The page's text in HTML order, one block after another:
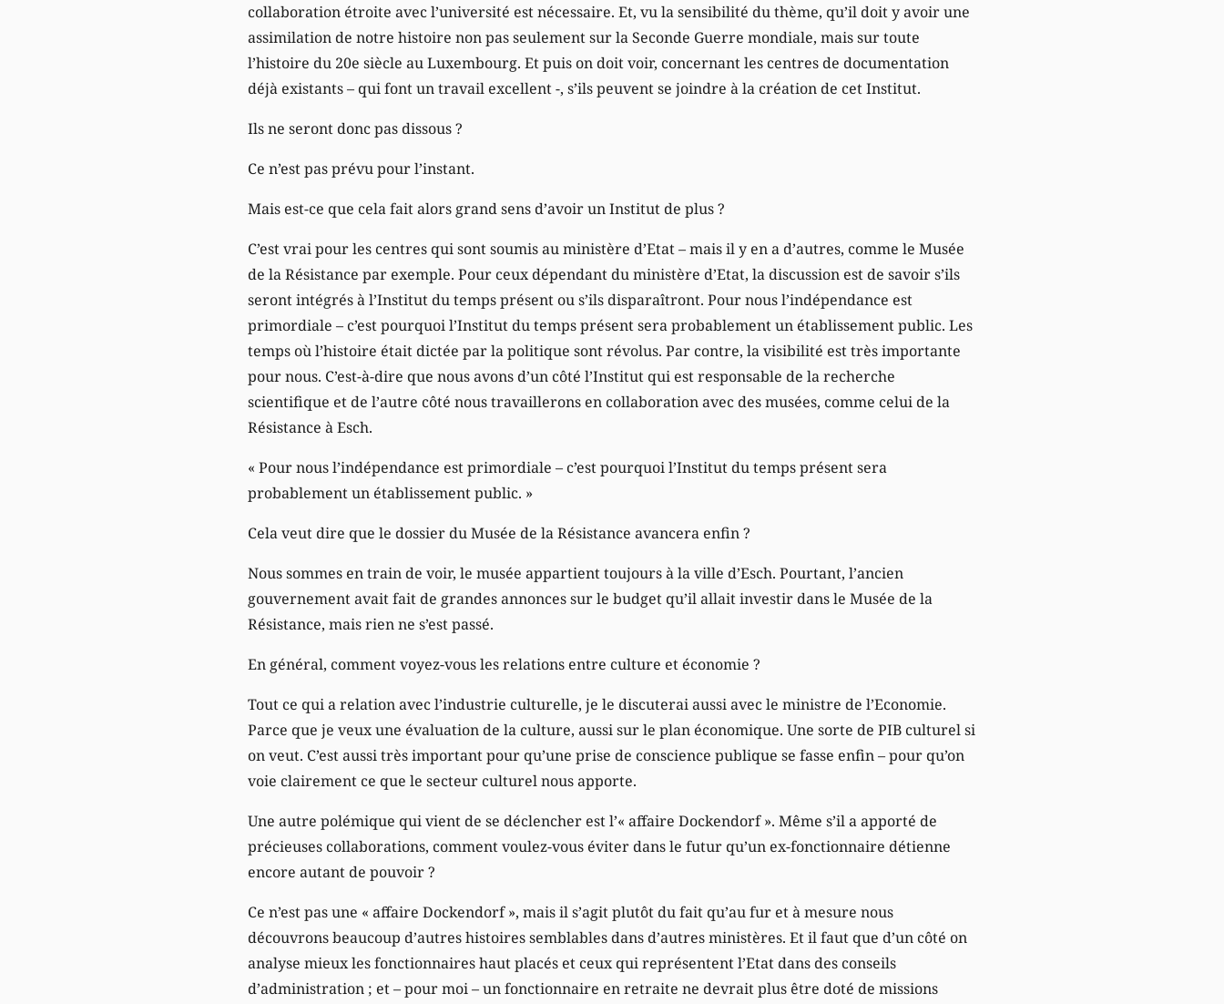
collaboration étroite avec l’université est nécessaire. Et, vu la sensibilité du thème, qu’il doit y avoir une
assimilation de notre histoire non pas seulement sur la Seconde Guerre mondiale, mais sur toute
l’histoire du 20e siècle au Luxembourg. Et puis on doit voir, concernant les centres de documentation
déjà existants – qui font un travail excellent -, s’ils peuvent se joindre à la création de cet Institut.
Ils ne seront donc pas dissous ?
Ce n’est pas prévu pour l’instant.
Mais est-ce que cela fait alors grand sens d’avoir un Institut de plus ?
C’est vrai pour les centres qui sont soumis au ministère d’Etat – mais il y en a d’autres, comme le Musée
de la Résistance par exemple. Pour ceux dépendant du ministère d’Etat, la discussion est de savoir s’ils
seront intégrés à l’Institut du temps présent ou s’ils disparaîtront. Pour nous l’indépendance est
primordiale – c’est pourquoi l’Institut du temps présent sera probablement un établissement public. Les
temps où l’histoire était dictée par la politique sont révolus. Par contre, la visibilité est très importante
pour nous. C’est-à-dire que nous avons d’un côté l’Institut qui est responsable de la recherche
scientifique et de l’autre côté nous travaillerons en collaboration avec des musées, comme celui de la
Résistance à Esch.
« Pour nous l’indépendance est primordiale – c’est pourquoi l’Institut du temps présent sera
probablement un établissement public. »
Cela veut dire que le dossier du Musée de la Résistance avancera enfin ?
Nous sommes en train de voir, le musée appartient toujours à la ville d’Esch. Pourtant, l’ancien
gouvernement avait fait de grandes annonces sur le budget qu’il allait investir dans le Musée de la
Résistance, mais rien ne s’est passé.
En général, comment voyez-vous les relations entre culture et économie ?
Tout ce qui a relation avec l’industrie culturelle, je le discuterai aussi avec le ministre de l’Economie.
Parce que je veux une évaluation de la culture, aussi sur le plan économique. Une sorte de PIB culturel si
on veut. C’est aussi très important pour qu’une prise de conscience publique se fasse enfin – pour qu’on
voie clairement ce que le secteur culturel nous apporte.
Une autre polémique qui vient de se déclencher est l’« affaire Dockendorf ». Même s’il a apporté de
précieuses collaborations, comment voulez-vous éviter dans le futur qu’un ex-fonctionnaire détienne
encore autant de pouvoir ?
Ce n’est pas une « affaire Dockendorf », mais il s’agit plutôt du fait qu’au fur et à mesure nous
découvrons beaucoup d’autres histoires semblables dans d’autres ministères. Et il faut que d’un côté on
analyse mieux les fonctionnaires haut placés et ceux qui représentent l’Etat dans des conseils
d’administration ; et – pour moi – un fonctionnaire en retraite ne devrait plus être doté de missions